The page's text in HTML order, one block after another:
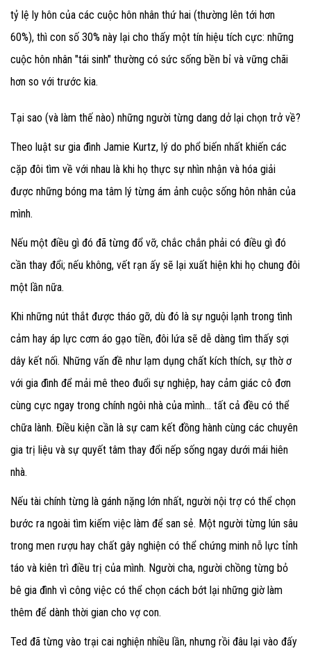
tỷ lệ ly hôn của các cuộc hôn nhân thứ hai (thường lên tới hơn
60%), thì con số 30% này lại cho thấy một tín hiệu tích cực: những
cuộc hôn nhân "tái sinh" thường có sức sống bền bỉ và vững chãi
hơn so với trước kia.
Tại sao (và làm thế nào) những người từng dang dở lại chọn trở về?
Theo luật sư gia đình Jamie Kurtz, lý do phổ biến nhất khiến các
cặp đôi tìm về với nhau là khi họ thực sự nhìn nhận và hóa giải
được những bóng ma tâm lý từng ám ảnh cuộc sống hôn nhân của
mình.
Nếu một điều gì đó đã từng đổ vỡ, chắc chắn phải có điều gì đó
cần thay đổi; nếu không, vết rạn ấy sẽ lại xuất hiện khi họ chung đôi
một lần nữa.
Khi những nút thắt được tháo gỡ, dù đó là sự nguội lạnh trong tình
cảm hay áp lực cơm áo gạo tiền, đôi lứa sẽ dễ dàng tìm thấy sợi
dây kết nối. Những vấn đề như lạm dụng chất kích thích, sự thờ ơ
với gia đình để mải mê theo đuổi sự nghiệp, hay cảm giác cô đơn
cùng cực ngay trong chính ngôi nhà của mình... tất cả đều có thể
chữa lành. Điều kiện cần là sự cam kết đồng hành cùng các chuyên
gia trị liệu và sự quyết tâm thay đổi nếp sống ngay dưới mái hiên
nhà.
Nếu tài chính từng là gánh nặng lớn nhất, người nội trợ có thể chọn
bước ra ngoài tìm kiếm việc làm để san sẻ. Một người từng lún sâu
trong men rượu hay chất gây nghiện có thể chứng minh nỗ lực tỉnh
táo và kiên trì điều trị của mình. Người cha, người chồng từng bỏ
bê gia đình vì công việc có thể chọn cách bớt lại những giờ làm
thêm để dành thời gian cho vợ con.
Ted đã từng vào trại cai nghiện nhiều lần, nhưng rồi đâu lại vào đấy